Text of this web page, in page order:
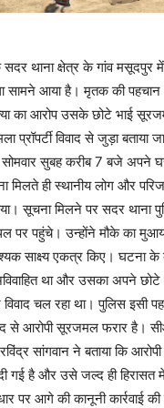
सदर थाना क्षेत्र के गांव मसूदपुर
सामने आया है। मृतक की
का आरोप उसके छोटे भाई
प्रॉपर्टी विवाद से जुड़ा बताया
सुबह करीब 7 बजे अपने
मिलते ही स्थानीय लोग और
सूचना मिलने पर सदर थाना
पर पहुंचे। उन्होंने मौके का
साक्ष्य एकत्र किए। घटना के
था और उसका अपने
चल रहा था। पुलिस इसी
से आरोपी सूरजमल फरार है।
सांगवान ने बताया कि
गई है और उसे जल्द ही हिरासत
पर आगे की कानूनी कार्रवाई